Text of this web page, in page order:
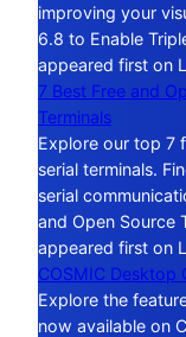
improving your
6.8 to Enable
appeared first on
7 Best Free and
Terminals
Explore our top 7
serial terminals.
serial
and Open Source
appeared first on
COSMIC Desktop
Explore the
now available on